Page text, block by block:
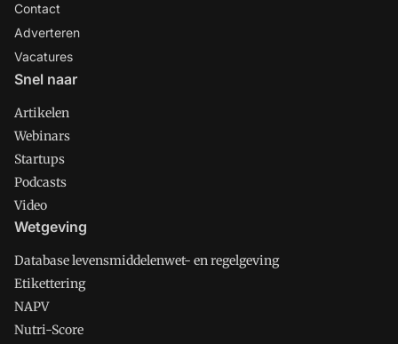
Contact
Adverteren
Vacatures
Snel naar
Artikelen
Webinars
Startups
Podcasts
Video
Wetgeving
Database levensmiddelenwet- en regelgeving
Etikettering
NAPV
Nutri-Score